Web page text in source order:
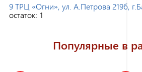
9 ТРЦ «Огни», ул. А.Петрова 219б,
остаток: 1
Популярные в